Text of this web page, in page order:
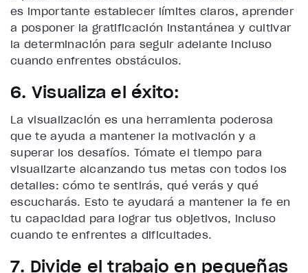
es importante establecer límites claros, aprender
a posponer la gratificación instantánea y cultivar
la determinación para seguir adelante incluso
cuando enfrentes obstáculos.
6. Visualiza el éxito:
La visualización es una herramienta poderosa
que te ayuda a mantener la motivación y a
superar los desafíos. Tómate el tiempo para
visualizarte alcanzando tus metas con todos los
detalles: cómo te sentirás, qué verás y qué
escucharás. Esto te ayudará a mantener la fe en
tu capacidad para lograr tus objetivos, incluso
cuando te enfrentes a dificultades.
7. Divide el trabajo en pequeñas